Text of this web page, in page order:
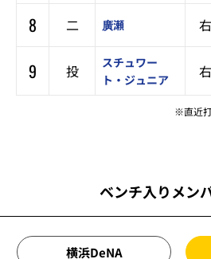
8
二 廣瀬 右
9
投
スチュワー
ト・ジュニア
右
※直近
ベンチ入りメン
横浜DeNA